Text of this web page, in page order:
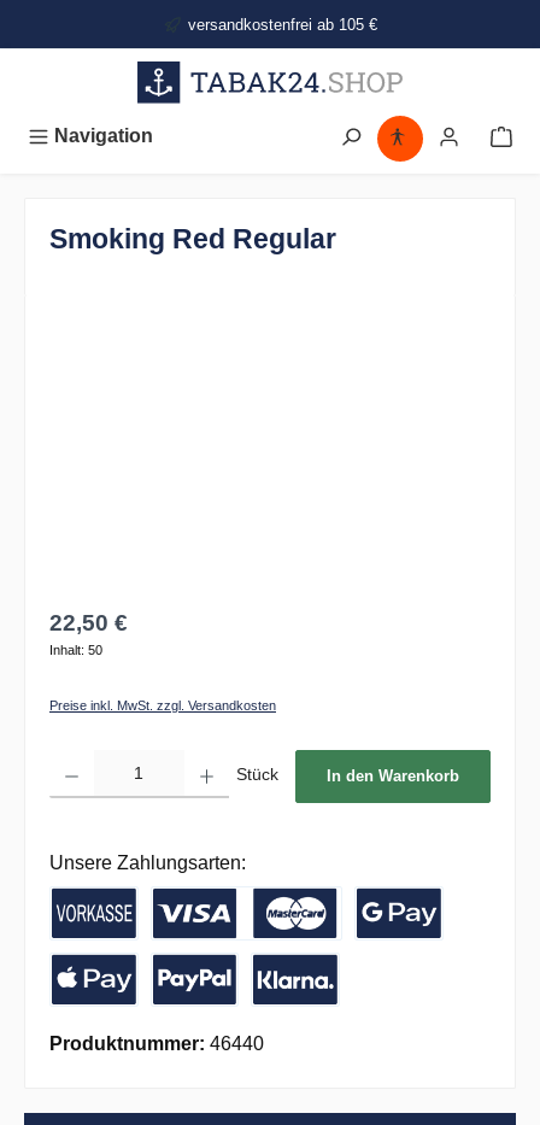
versandkostenfrei ab 105 €
Navigation
Smoking Red Regular
22,50 €
Inhalt: 50
Preise inkl. MwSt. zzgl. Versandkosten
Stück In den Warenkorb
Unsere Zahlungsarten:
Vorkasse / Banküberweisung
Kreditkarte
Produktnummer: 46440